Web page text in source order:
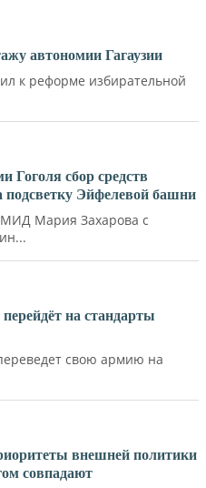
автономии Гагаузии
к реформе избирательной
Гоголя сбор средств
Эйфелевой башни
Мария Захарова с
на стандарты
свою армию на
внешней политики
совпадают